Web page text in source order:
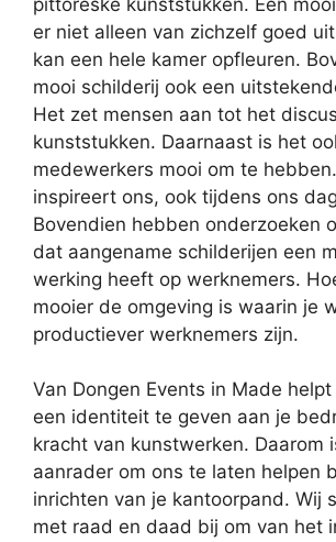
er niet alleen van zichzelf goed
kan een hele kamer opfleuren.
mooi schilderij ook een
Het zet mensen aan tot het
kunststukken. Daarnaast is het
medewerkers mooi om te
inspireert ons, ook tijdens ons
Bovendien hebben onderzoeken
dat aangename schilderijen een
werking heeft op werknemers.
mooier de omgeving is waarin je
productiever werknemers zijn.
Van Dongen Events in Made
een identiteit te geven aan je
kracht van kunstwerken. Daarom
aanrader om ons te laten helpen
inrichten van je kantoorpand. Wij
met raad en daad bij om van het